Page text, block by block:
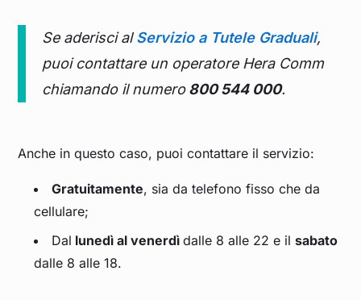
Se aderisci alServizio a Tutele Graduali,
puoi contattare un operatore Hera Comm
chiamando il numero800 544 000.
Anche in questo caso, puoi contattare il servizio:
Gratuitamente, sia da telefono fisso che da
cellulare;
Dal lunedì al venerdìdalle 8 alle 22 e ilsabato
dalle 8 alle 18.